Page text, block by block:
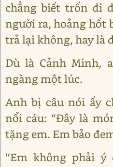
chẳng biết trốn đi
người ra, hoảng hốt
trả lại không, hay là
Dù là Cảnh Minh,
ngàng một lúc.
Anh bị câu nói ấy
nổi cáu: “Đây là
tặng em. Em bảo
“Em không phải